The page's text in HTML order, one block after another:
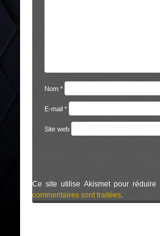
Nom *
E-mail *
Site web
Ce site utilise Akismet pour réduire
commentaires sont traitées.